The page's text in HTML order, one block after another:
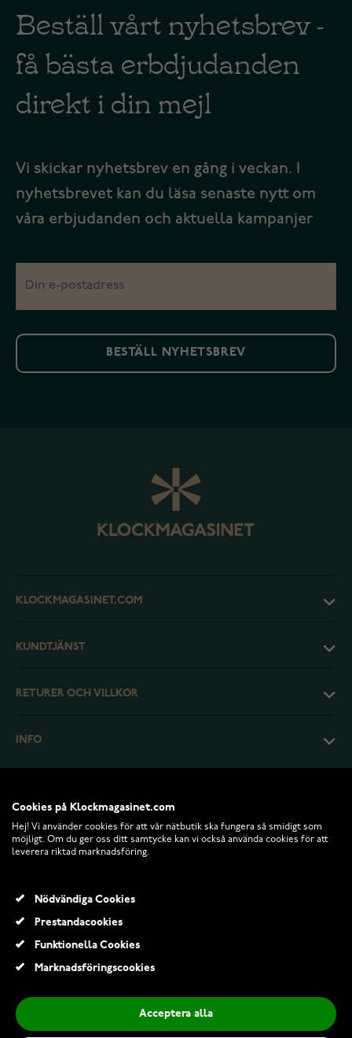
Beställ vårt nyhetsbrev -
få bästa erbdjudanden
direkt i din mejl
Vi skickar nyhetsbrev en gång i veckan. I
nyhetsbrevet kan du läsa senaste nytt om
våra erbjudanden och aktuella kampanjer
BESTÄLL NYHETSBREV
KLOCKMAGASINET.COM
KUNDTJÄNST
RETURER OCH VILLKOR
INFO
Lägg till i kundvagn
Cookies på Klockmagasinet.com
Hej! Vi använder cookies för att vår nätbutik ska fungera så smidigt som
möjligt. Om du ger oss ditt samtycke kan vi också använda cookies för att
leverera riktad marknadsföring.
Nödvändiga Cookies
Prestandacookies
Funktionella Cookies
Marknadsföringscookies
Acceptera alla